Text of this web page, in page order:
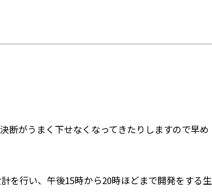
断がうまく下せなくなってきたりしますので早め
を行い、午後15時から20時ほどまで開発をする生